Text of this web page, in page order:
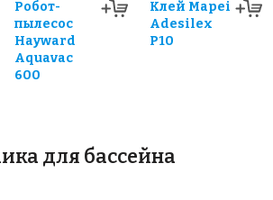
Робот-
пылесос
Hayward
Aquavac
600
Клей Mapei
Adesilex
P10
для бассейна